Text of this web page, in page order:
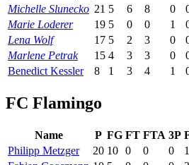
Michelle Slunecko 21 5 6 8 0
Marie Loderer
19 5 0 0 1
Lena Wolf
17 5 2 3 0
Marlene Petrak
15 4 3 3 0
Benedict Kessler
8 1 3 4 1
FC Flamingo
Name P FG FT FTA 3P
Philipp Metzger
20 10 0 0 0
1